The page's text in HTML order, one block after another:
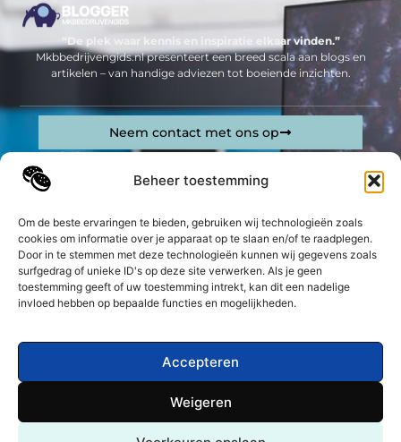
Beheer toestemming
Om de beste ervaringen te bieden, gebruiken wij technologieën zoals
cookies om informatie over je apparaat op te slaan en/of te raadplegen.
Door in te stemmen met deze technologieën kunnen wij gegevens zoals
surfgedrag of unieke ID's op deze site verwerken. Als je geen
toestemming geeft of uw toestemming intrekt, kan dit een nadelige
invloed hebben op bepaalde functies en mogelijkheden.
Accepteren
Weigeren
Top
“De plek waar kennis en inspiratie elkaar vinden.”
Mkbbedrijvengids.nl presenteert een breed scala aan blogs en
artikelen – van handige adviezen tot boeiende inzichten.
Sitelinks
De best gelezen stukken op een rij
Technische analyse in Forex: indicatoren
Het belang van een goede deurenwinkel voor uw
woning
dansvloeren verovert
Een dag uit het leven van een systeembeheerder
Bedrukken en borduren: Personaliseer je textiel in
Arnhem
Bericht categorie
Neem contact met ons op